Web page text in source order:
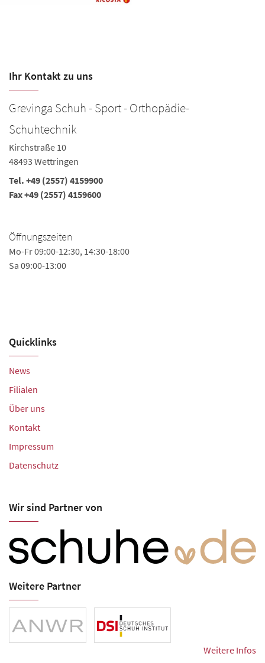
Ihr Kontakt zu uns
Grevinga Schuh - Sport - Orthopädie-
Schuhtechnik
Kirchstraße 10
48493 Wettringen
Tel. +49 (2557) 4159900
Fax +49 (2557) 4159600
Öffnungszeiten
Mo-Fr 09:00-12:30, 14:30-18:00
Sa 09:00-13:00
Quicklinks
News
Filialen
Über uns
Kontakt
Impressum
Datenschutz
Wir sind Partner von
Weitere Partner
Weitere Infos